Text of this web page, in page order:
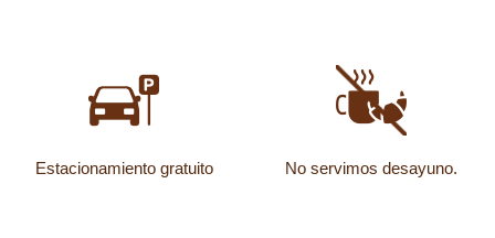
Estacionamiento gratuito No servimos desayuno.